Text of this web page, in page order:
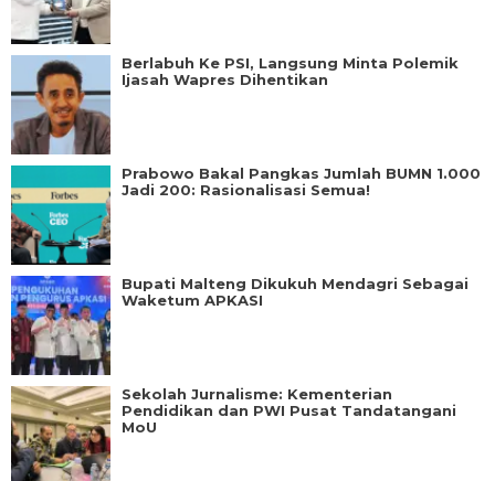
Berlabuh Ke PSI, Langsung Minta Polemik
Ijasah Wapres Dihentikan
Prabowo Bakal Pangkas Jumlah BUMN 1.000
Jadi 200: Rasionalisasi Semua!
Bupati Malteng Dikukuh Mendagri Sebagai
Waketum APKASI
Sekolah Jurnalisme: Kementerian
Pendidikan dan PWI Pusat Tandatangani
MoU